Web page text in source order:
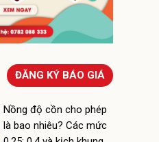
ĐĂNG KÝ BÁO GIÁ
Nồng độ cồn cho phép
là bao nhiêu? Các mức